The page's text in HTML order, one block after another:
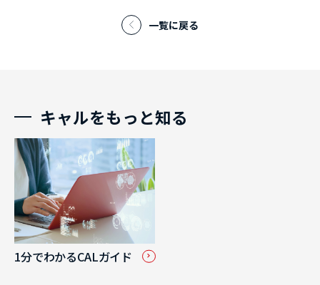
一覧に戻る
キャルをもっと知る
1分でわかるCALガイド